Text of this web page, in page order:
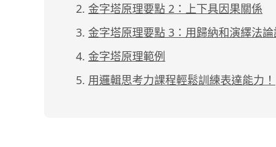
金字塔原理要點 2：上下具因果關係
金字塔原理要點 3：用歸納和演繹法
金字塔原理範例
用邏輯思考力課程輕鬆訓練表達能力！